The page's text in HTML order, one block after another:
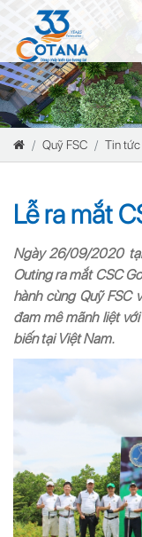
Quỹ FSC Tin tức
Lễ ra mắt
Ngày 26/09/2020
Outing ra mắt CSC
hành cùng Quỹ FSC
đam mê mãnh liệt
biến tại Việt Nam.